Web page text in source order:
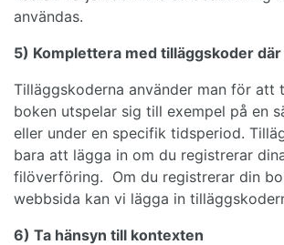
användas.
5) Komplettera med tilläggskoder
Tilläggskoderna använder man för att
boken utspelar sig till exempel på en
eller under en specifik tidsperiod.
bara att lägga in om du registrerar
filöverföring. Om du registrerar din
webbsida kan vi lägga in
6) Ta hänsyn till kontexten